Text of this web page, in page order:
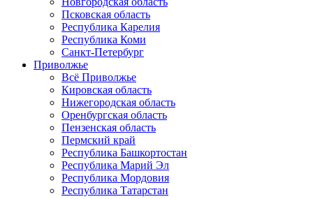
Псковская область
Республика Карелия
Республика Коми
Санкт-Петербург
Приволжье
Всё Приволжье
Кировская область
Нижегородская область
Оренбургская область
Пензенская область
Пермский край
Республика Башкортостан
Республика Марий Эл
Республика Мордовия
Республика Татарстан